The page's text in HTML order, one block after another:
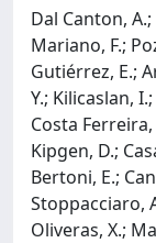
Dal Canton,
Mariano, F.;
Gutiérrez, E.;
Y.; Kilicaslan,
Costa Ferreira,
Kipgen, D.;
Bertoni, E.;
Stoppacciaro,
Oliveras, X.;